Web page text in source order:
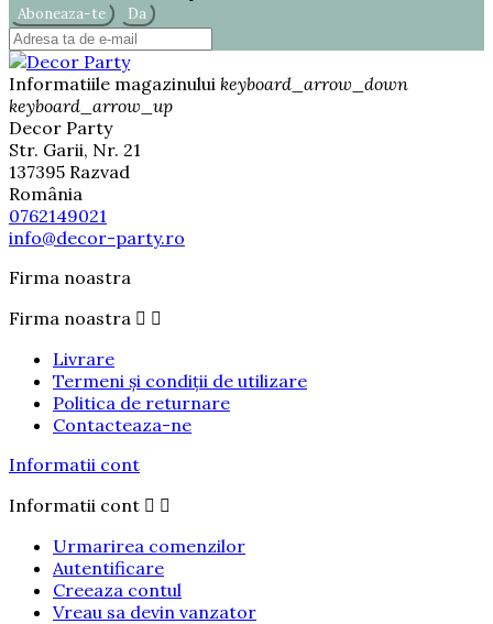
Informatiile magazinului keyboard_arrow_down
keyboard_arrow_up
Decor Party
Str. Garii, Nr. 21
137395 Razvad
România
0762149021
info@decor-party.ro
Firma noastra
Firma noastra  
Livrare
Termeni și condiții de utilizare
Politica de returnare
Contacteaza-ne
Informatii cont
Informatii cont  
Urmarirea comenzilor
Autentificare
Creeaza contul
Vreau sa devin vanzator